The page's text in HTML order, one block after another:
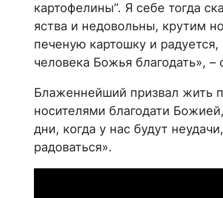
картофелины”. Я себе тогда
яства и недовольны, крутим
печеную картошку и радуется,
человека Божья благодать», –
Блаженнейший призвал жить
носителями благодати
дни, когда у нас будут
радоваться».